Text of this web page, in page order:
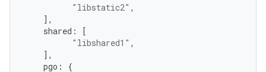
"libstatic2" ,
],
shared :
[
"libshared1" ,
],
pgo :
{